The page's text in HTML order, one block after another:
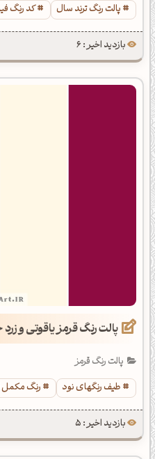
پالت رنگ ترند سال
کد رنگ
بازدید اخیر : 6
پالت رنگ قرمز یاقوتی و
پالت رنگ قرمز
طیف رنگهای نود
رنگ مکمل
بازدید اخیر : 5